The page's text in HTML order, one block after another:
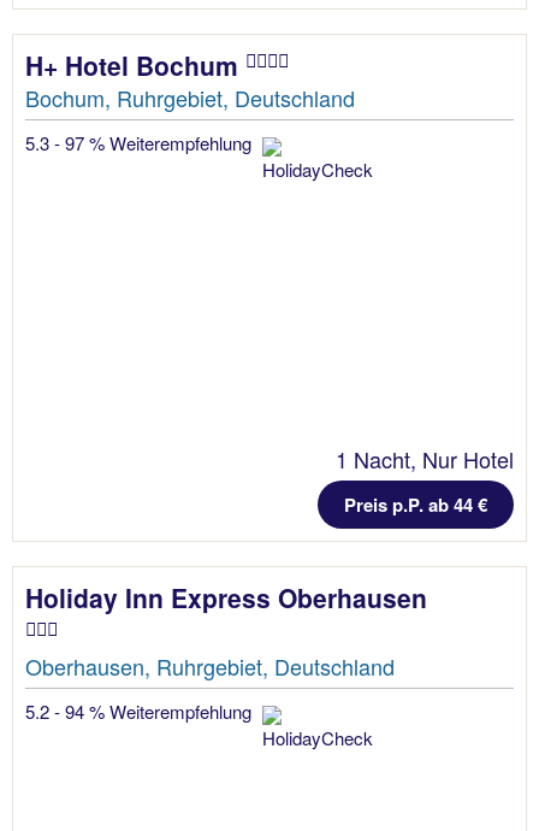
H+ Hotel Bochum
Bochum, Ruhrgebiet, Deutschland
5.3 - 97 % Weiterempfehlung
1 Nacht, Nur Hotel
Preis p.P. ab 44 €
Holiday Inn Express Oberhausen
Oberhausen, Ruhrgebiet, Deutschland
5.2 - 94 % Weiterempfehlung